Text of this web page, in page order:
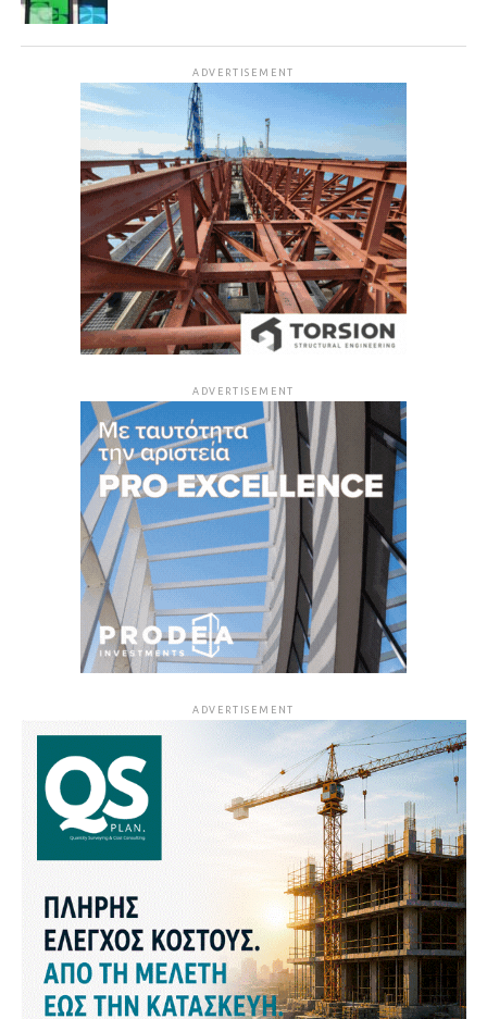
ADVERTISEMENT
ADVERTISEMENT
ADVERTISEMENT